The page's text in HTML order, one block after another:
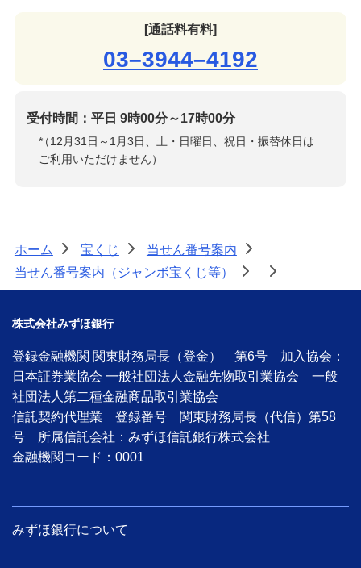
[通話料有料]
03–3944–4192
受付時間：平日 9時00分～17時00分
*
（12月31日～1月3日、土・日曜日、祝日・振替休日は
ご利用いただけません）
ホーム > 宝くじ > 当せん番号案内
>
当せん番号案内（ジャンボ宝くじ等）
> >
株式会社みずほ銀行
登録金融機関 関東財務局長（登金） 第6号 加入協会：
日本証券業協会 一般社団法人金融先物取引業協会 一般
社団法人第二種金融商品取引業協会
信託契約代理業 登録番号 関東財務局長（代信）第58
号 所属信託会社：みずほ信託銀行株式会社
金融機関コード：0001
みずほ銀行について